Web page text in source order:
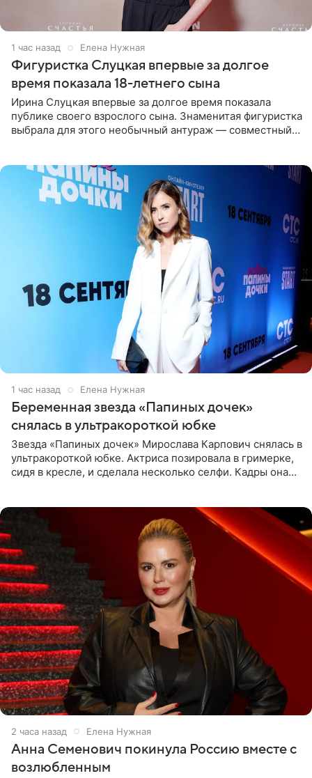
1 час назад Елена Нужная
Фигуристка Слуцкая впервые за долгое
время показала 18-летнего сына
Ирина Слуцкая впервые за долгое время показала
публике своего взрослого сына. Знаменитая фигуристка
выбрала для этого необычный антураж — совместный
1 час назад Елена Нужная
Беременная звезда «Папиных дочек»
снялась в ультракороткой юбке
Звезда «Папиных дочек» Мирослава Карпович снялась в
ультракороткой юбке. Актриса позировала в гримерке,
сидя в кресле, и сделала несколько селфи. Кадры она
2 часа назад Елена Нужная
Анна Семенович покинула Россию вместе с
возлюбленным